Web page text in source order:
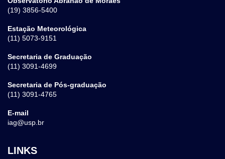
(19) 3856-5400
Estação Meteorológica
(11) 5073-9151
Secretaria de Graduação
(11) 3091-4699
Secretaria de Pós-graduação
(11) 3091-4765
E-mail
iag@usp.br
LINKS